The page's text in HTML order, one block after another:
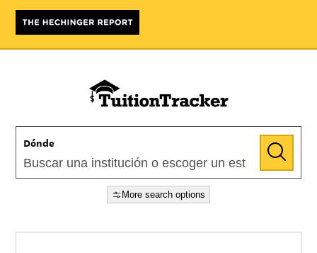
Dónde
More search options